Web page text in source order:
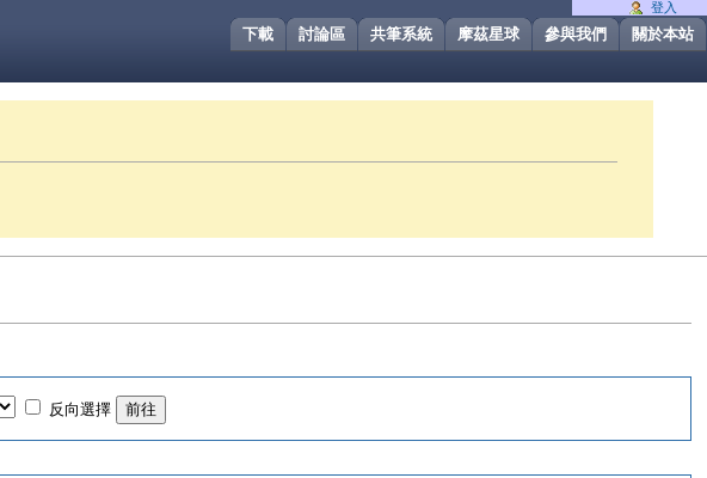
關於本站
參與我們
摩茲星球
共筆系統
討論區
下載
反向選擇
登入